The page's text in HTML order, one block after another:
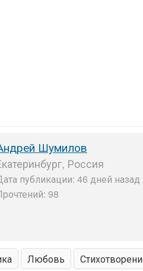
Шумилов
Россия
публикации: 46 дней
98
Любовь